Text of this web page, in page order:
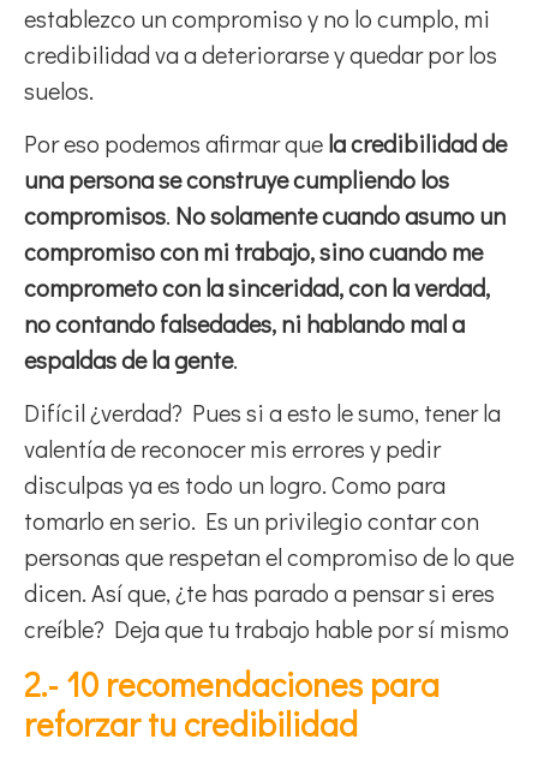
establezco un compromiso y no lo cumplo, mi
credibilidad va a deteriorarse y quedar por los
suelos.
Por eso podemos afirmar quela credibilidad de
una persona se construye cumpliendo los
compromisos. No solamente cuando asumo un
compromiso con mi trabajo, sino cuando me
comprometo con la sinceridad, con la verdad,
no contando falsedades, ni hablando mal a
espaldas de la gente.
Difícil ¿verdad? Pues si a esto le sumo, tener la
valentía de reconocer mis errores y pedir
disculpas ya es todo un logro. Como para
tomarlo en serio. Es un privilegio contar con
personas que respetan el compromiso de lo que
dicen. Así que, ¿te has parado a pensar si eres
creíble? Deja que tu trabajo hable por sí mismo
2.- 10 recomendaciones para
reforzar tu credibilidad